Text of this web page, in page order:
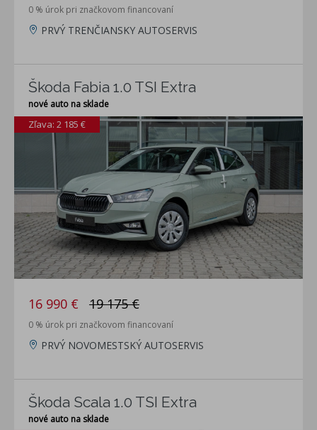
0 % úrok pri značkovom financovaní
PRVÝ TRENČIANSKY AUTOSERVIS
Škoda Fabia 1.0 TSI Extra
nové auto na sklade
Zľava: 2 185 €
16 990 € 19 175 €
0 % úrok pri značkovom financovaní
PRVÝ NOVOMESTSKÝ AUTOSERVIS
Škoda Scala 1.0 TSI Extra
nové auto na sklade